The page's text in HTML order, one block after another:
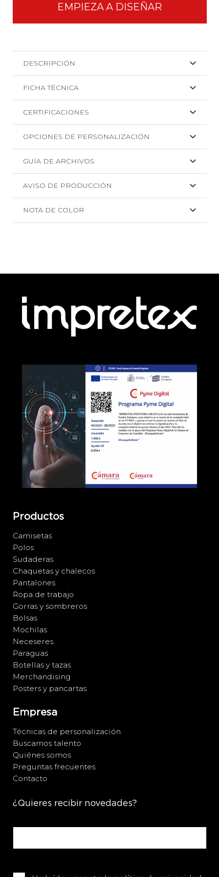
EMPIEZA A DISEÑAR
DESCRIPCIÓN
FICHA TÉCNICA
CERTIFICACIONES
OPCIONES DE PERSONALIZACIÓN
GUÍA DE ARCHIVOS
AVISO DE PRODUCCIÓN
NOTA DE COLOR
Productos
Camisetas
Polos
Sudaderas
Chaquetas y chalecos
Pantalones
Ropa de trabajo
Gorras y sombreros
Bolsas
Mochilas
Neceseres
Paraguas
Botellas y tazas
Merchandising
Posters y pancartas
Empresa
Técnicas de personalización
Buscamos talento
Quiénes somos
Preguntas frecuentes
Contacto
¿Quieres recibir novedades?